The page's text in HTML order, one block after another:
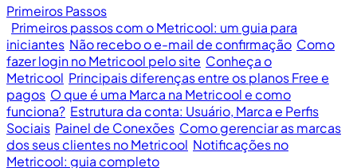
Primeiros Passos
Primeiros passos com o Metricool: um guia para
iniciantes Não recebo o e-mail de confirmação Como
fazer login no Metricool pelo site Conheça o
Metricool Principais diferenças entre os planos Free e
pagos O que é uma Marca na Metricool e como
funciona? Estrutura da conta: Usuário, Marca e Perfis
Sociais Painel de Conexões Como gerenciar as marcas
dos seus clientes no Metricool Notificações no
Metricool: guia completo